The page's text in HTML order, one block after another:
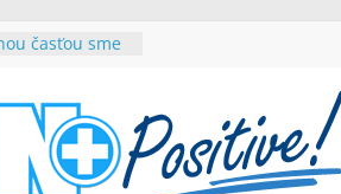
časťou sme
tímového